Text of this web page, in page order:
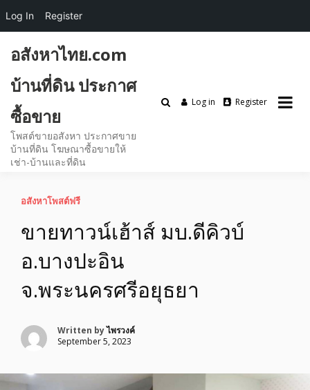
content
อสังหาไทย.com
บ้านที่ดิน ประกาศ
ซื้อขาย
โพสต์ขายอสังหา ประกาศขาย
บ้านที่ดิน โฆษณาซื้อขายให้
เช่า-บ้านและที่ดิน
Log in Register
อสังหาโพสต์ฟรี
ขายทาวน์เฮ้าส์ มบ.ดีคิวบ์
อ.บางปะอิน
จ.พระนครศรีอยุธยา
Written byไพรวงค์
September 5, 2023
Log In Register